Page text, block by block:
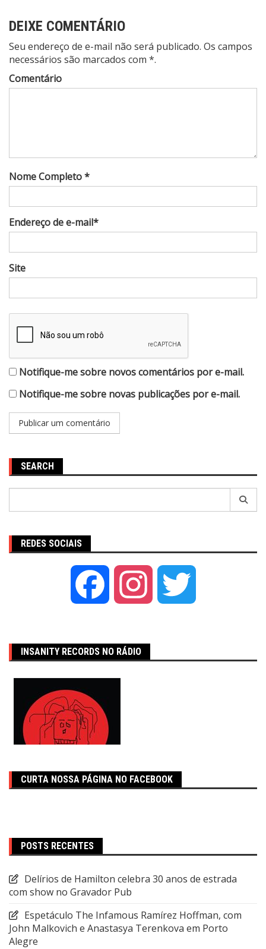
DEIXE COMENTÁRIO
Seu endereço de e-mail não será publicado. Os campos
necessários são marcados com *.
Comentário
Nome Completo *
Endereço de e-mail*
Site
Notifique-me sobre novos comentários por e-mail.
Notifique-me sobre novas publicações por e-mail.
SEARCH
REDES SOCIAIS
Facebook Instagram
INSANITY RECORDS NO RÁDIO
CURTA NOSSA PÁGINA NO FACEBOOK
POSTS RECENTES
Delírios de Hamilton celebra 30 anos de estrada
com show no Gravador Pub
Espetáculo The Infamous Ramírez Hoffman, com
John Malkovich e Anastasya Terenkova em Porto
Alegre